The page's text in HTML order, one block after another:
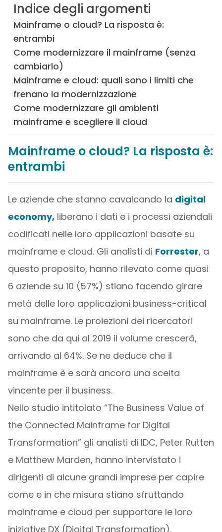
Indice degli argomenti
Mainframe o cloud? La risposta è:
entrambi
Come modernizzare il mainframe (senza
cambiarlo)
Mainframe e cloud: quali sono i limiti che
frenano la modernizzazione
Come modernizzare gli ambienti
mainframe e scegliere il cloud
Mainframe o cloud? La risposta è:
entrambi
Le aziende che stanno cavalcando la digital
economy,liberano i dati e i processi aziendali
codificati nelle loro applicazioni basate su
mainframe e cloud. Gli analisti di Forrester, a
questo proposito, hanno rilevato come quasi
6 aziende su 10 (57%) stiano facendo girare
metà delle loro applicazioni business-critical
su mainframe. Le proiezioni dei ricercatori
sono che da qui al 2019 il volume crescerà,
arrivando al 64%. Se ne deduce che il
mainframe è e sarà ancora una scelta
vincente per il business.
Nello studio intitolato “The Business Value of
the Connected Mainframe for Digital
Transformation” gli analisti di IDC, Peter Rutten
e Matthew Marden, hanno intervistato i
dirigenti di alcune grandi imprese per capire
come e in che misura stiano sfruttando
mainframe e cloud per supportare le loro
iniziative DX (Digital Transformation),